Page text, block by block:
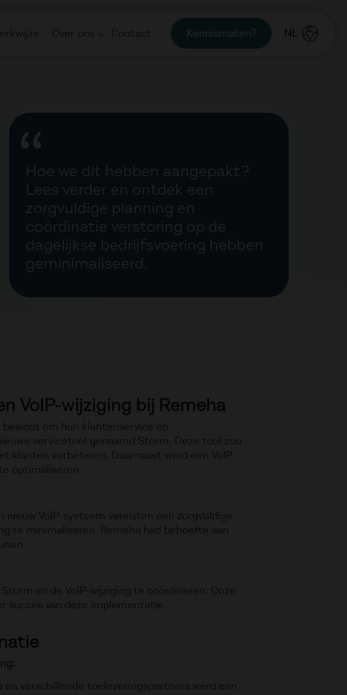
Over ons Contact Kennismaken? NL
Hoe we dit hebben aangepakt?
Lees verder en ontdek een
zorgvuldige planning en
coördinatie verstoring op de
dagelijkse bedrijfsvoering hebben
geminimaliseerd.
VoIP-wijziging bij Remeha
om hun klantenservice en
servicetool genaamd Storm. Deze tool zou
klanten verbeteren. Daarnaast werd een VoIP-
optimaliseren.
VoIP-systeem vereisten een zorgvuldige
te minimaliseren. Remeha had behoefte aan
en de VoIP-wijziging te coördineren. Onze
succes van deze implementatie.
en verschillende toeleveringspartners werd een